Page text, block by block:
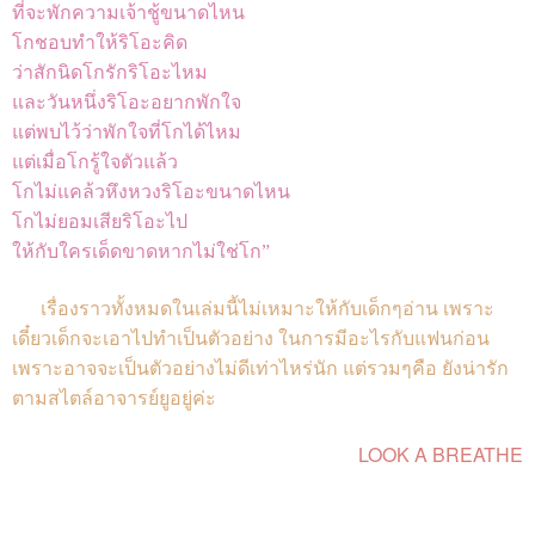
ที่จะพักความเจ้าชู้ขนาดไหน
โกชอบทำให้ริโอะคิด
ว่าสักนิดโกรักริโอะไหม
และวันหนึ่งริโอะอยากพักใจ
แต่พบไว้ว่าพักใจที่โกได้ไหม
แต่เมื่อโกรู้ใจตัวแล้ว
โกไม่แคล้วหึงหวงริโอะขนาดไหน
โกไม่ยอมเสียริโอะไป
ให้กับใครเด็ดขาดหากไม่ใช่โก”
เรื่องราวทั้งหมดในเล่มนี้ไม่เหมาะให้กับเด็กๆอ่าน เพราะ
เดี๋ยวเด็กจะเอาไปทำเป็นตัวอย่าง ในการมีอะไรกับแฟนก่อน
เพราะอาจจะเป็นตัวอย่างไม่ดีเท่าไหร่นัก แต่รวมๆคือ ยังน่ารัก
ตามสไตล์อาจารย์ยูอยู่ค่ะ
LOOK A BREATHE